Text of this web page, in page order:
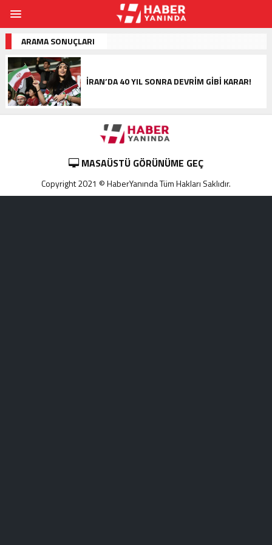
ARAMA SONUÇLARI
İRAN’DA 40 YIL SONRA DEVRIM GIBI KARAR!
MASAÜSTÜ GÖRÜNÜME GEÇ
Copyright 2021 © HaberYanında Tüm Hakları Saklıdır.